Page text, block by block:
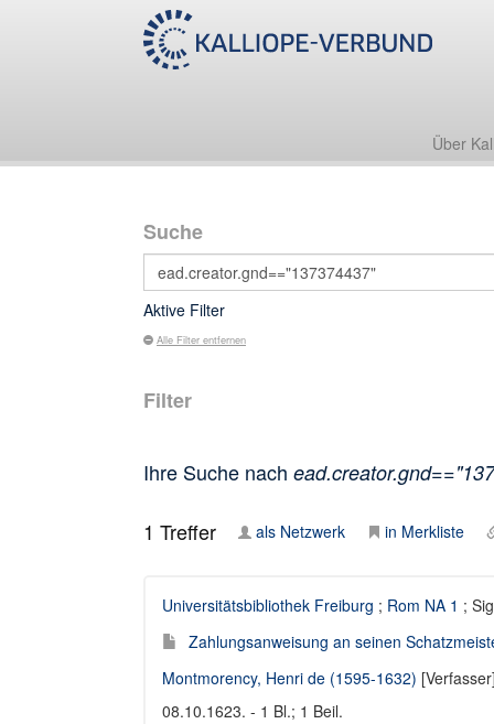
Über
Suche
Aktive Filter
Alle Filter entfernen
Filter
Ihre Suche nach
1 Treffer als Netzwerk in Merkliste
Universitätsbibliothek Freiburg ; Rom NA 1 ;
Zahlungsanweisung an seinen
Montmorency, Henri de (1595-1632)
08.10.1623. - 1 Bl.; 1 Beil.